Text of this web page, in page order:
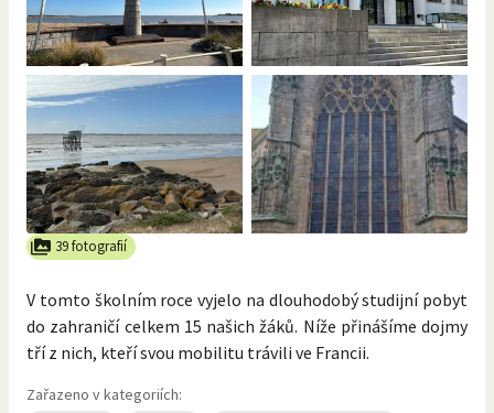
39 fotografií
V tomto školním roce vyjelo na dlouhodobý studijní pobyt
do zahraničí celkem 15 našich žáků. Níže přinášíme dojmy
tří z nich, kteří svou mobilitu trávili ve Francii.
Zařazeno v kategoriích: